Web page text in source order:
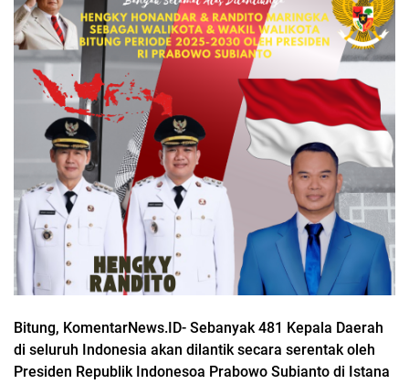
Bitung, KomentarNews.ID- Sebanyak 481 Kepala Daerah
di seluruh Indonesia akan dilantik secara serentak oleh
Presiden Republik Indonesoa Prabowo Subianto di Istana